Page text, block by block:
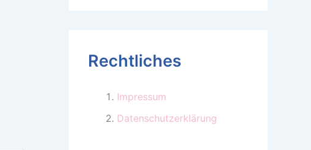
Rechtliches
Impressum
Datenschutzerklärung